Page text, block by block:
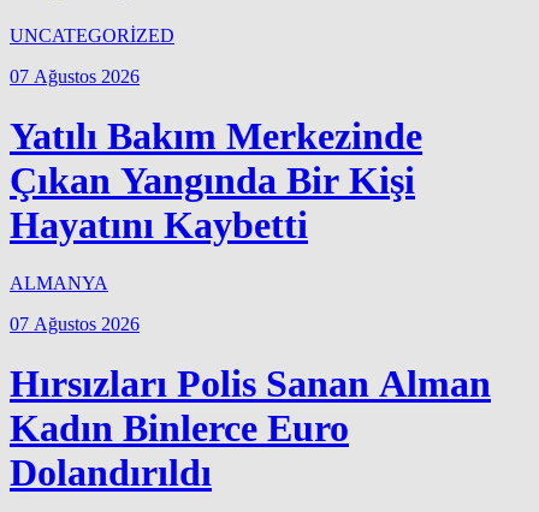
UNCATEGORİZED
07 Ağustos 2026
Yatılı Bakım Merkezinde
Çıkan Yangında Bir Kişi
Hayatını Kaybetti
ALMANYA
07 Ağustos 2026
Hırsızları Polis Sanan Alman
Kadın Binlerce Euro
Dolandırıldı